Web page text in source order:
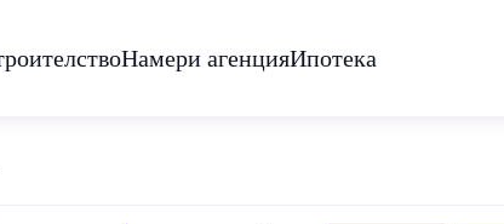
Намери агенцияИпотека